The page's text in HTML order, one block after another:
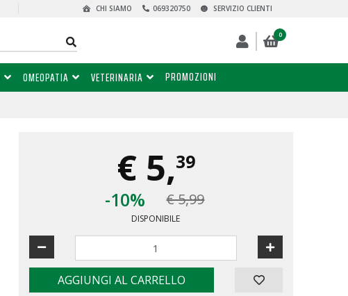
SERVIZIO CLIENTI
069320750
CHI SIAMO
0
OMEOPATIA VETERINARIA PROMOZIONI
€ 5,39
-10%
€ 5,99
DISPONIBILE
AGGIUNGI AL CARRELLO